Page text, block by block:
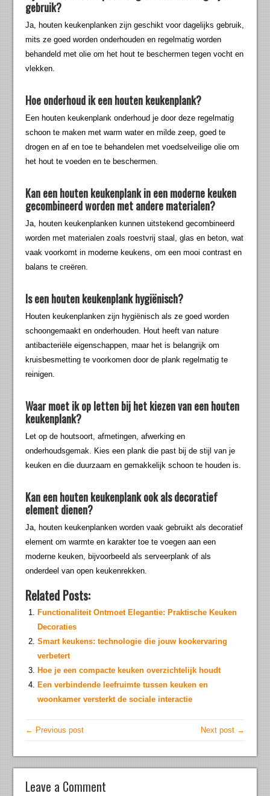
gebruik?
Ja, houten keukenplanken zijn geschikt voor dagelijks gebruik,
mits ze goed worden onderhouden en regelmatig worden
behandeld met olie om het hout te beschermen tegen vocht en
vlekken.
Hoe onderhoud ik een houten keukenplank?
Een houten keukenplank onderhoud je door deze regelmatig
schoon te maken met warm water en milde zeep, goed te
drogen en af en toe te behandelen met voedselveilige olie om
het hout te voeden en te beschermen.
Kan een houten keukenplank in een moderne keuken
gecombineerd worden met andere materialen?
Ja, houten keukenplanken kunnen uitstekend gecombineerd
worden met materialen zoals roestvrij staal, glas en beton, wat
vaak voorkomt in moderne keukens, om een mooi contrast en
balans te creëren.
Is een houten keukenplank hygiënisch?
Houten keukenplanken zijn hygiënisch als ze goed worden
schoongemaakt en onderhouden. Hout heeft van nature
antibacteriële eigenschappen, maar het is belangrijk om
kruisbesmetting te voorkomen door de plank regelmatig te
reinigen.
Waar moet ik op letten bij het kiezen van een houten
keukenplank?
Let op de houtsoort, afmetingen, afwerking en
onderhoudsgemak. Kies een plank die past bij de stijl van je
keuken en die duurzaam en gemakkelijk schoon te houden is.
Kan een houten keukenplank ook als decoratief
element dienen?
Ja, houten keukenplanken worden vaak gebruikt als decoratief
element om warmte en karakter toe te voegen aan een
moderne keuken, bijvoorbeeld als serveerplank of als
onderdeel van open keukenrekken.
Related Posts:
Functionaliteit Ontmoet Elegantie: Praktische Keuken
Decoraties
Smart keukens: technologie die jouw kookervaring
verbetert
Hoe je een compacte keuken overzichtelijk houdt
Een verbindende leefruimte tussen keuken en
woonkamer versterkt de sociale interactie
← Previous post Next post →
Leave a Comment